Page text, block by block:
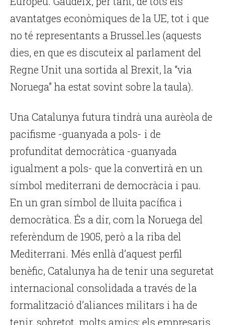
avantatges econòmiques de la UE, tot i que
no té representants a Brussel.les (aquests
dies, en que es discuteix al parlament del
Regne Unit una sortida al Brexit, la “via
Noruega” ha estat sovint sobre la taula).
Una Catalunya futura tindrà una aurèola de
pacifisme -guanyada a pols- i de
profunditat democràtica -guanyada
igualment a pols- que la convertirà en un
símbol mediterrani de democràcia i pau.
En un gran símbol de lluita pacífica i
democràtica. És a dir, com la Noruega del
referèndum de 1905, però a la riba del
Mediterrani. Més enllà d’aquest perfil
benèfic, Catalunya ha de tenir una seguretat
internacional consolidada a través de la
formalització d’aliances militars i ha de
tenir, sobretot, molts amics: els empresaris